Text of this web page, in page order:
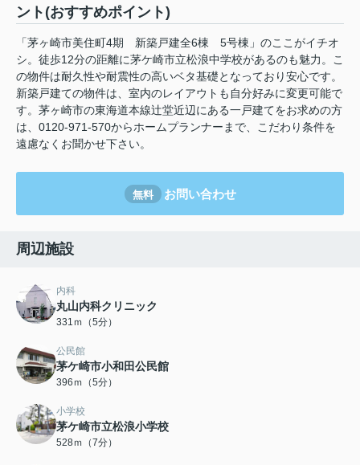
ント(おすすめポイント)
「茅ヶ崎市美住町4期 新築戸建全6棟 5号棟」のここがイチオ
シ。徒歩12分の距離に茅ケ崎市立松浪中学校があるのも魅力。こ
の物件は耐久性や耐震性の高いベタ基礎となっており安心です。
新築戸建ての物件は、室内のレイアウトも自分好みに変更可能で
す。茅ヶ崎市の東海道本線辻堂近辺にある一戸建てをお求めの方
は、0120-971-570からホームプランナーまで、こだわり条件を
遠慮なくお聞かせ下さい。
無料 お問い合わせ
周辺施設
内科
丸山内科クリニック
331ｍ（5分）
公民館
茅ケ崎市小和田公民館
396ｍ（5分）
小学校
茅ケ崎市立松浪小学校
528ｍ（7分）